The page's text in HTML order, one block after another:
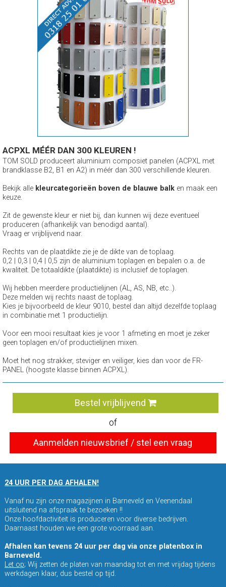
ACPXL MÉÉR DAN 300 KLEUREN !
TOM SOLD produceert aluminium composiet panelen (ACPXL met
brandklasse B2, B1 en A2) in méér dan 300 verschillende kleuren.
Bekijk alle kleurcategorieën boven de blauwe balk en maak een
keuze.
Zit de gewenste kleur er niet bij, dan kunnen wij deze eventueel
produceren (afhankelijk van benodigd aantal).
Vraag er vrijblijvend naar.
Rechts van de plaatdikte zie je de dikte van de toplaag.
0,2 | 0,3 | 0,4 | 0,5 zijn de aluminium toplagen en bepalen o.a. de
kwaliteit. De totaaldikte (plaatdikte) is inclusief de toplagen.
Wij hebben meerdere productielijnen (AL, AS, NB, etc..).
Deze melden wij rechts naast de toplaag.
Kies je bijvoorbeeld de kleur 9010, bestel dan altijd dezelfde toplaag
in combinatie met 1 productielijn.
Voor een mooi resultaat kies je voor 1 afmeting en moet je zeker
geen toplagen en/of productielijnen mixen.
Moet het nog strakker, steviger en veiliger, kies dan voor de FR-
PANEL (hoogste klasse binnen ACPXL).
Bestel vrijblijvend
of
Aanmelden nieuwsbrief / stel een vraag
24 UUR PER DAG AFHALEN!
Vanaf nu zijn onze magazijnen in Barneveld en Veenendaal
uitsluitend na afspraak te bezoeken !!
Onze hoofdactiviteit is produceren voor diverse bedrijven.
Daarnaast houden we een grote voorraad aan.
Afhalen kan tevens 24 uur per dag via onze platenbox in
Barneveld.
Let op; Wij zetten de platen van maandag tot en met vrijdag tijdens
werkdagen klaar, dus bestel op tijd.